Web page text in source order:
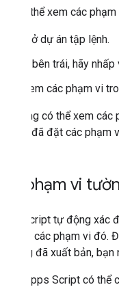
Bạn có thể xem các
Mở dự án tập lệnh.
Ở bên trái, hãy nhấp
Xem các phạm vi
Bạn cũng có thể xem
khi bạn đã đặt các phạm
Đặt phạm vi
Apps Script tự động xác
yêu cầu các phạm vi đó.
bổ sung đã xuất bản,
Ví dụ: Apps Script có